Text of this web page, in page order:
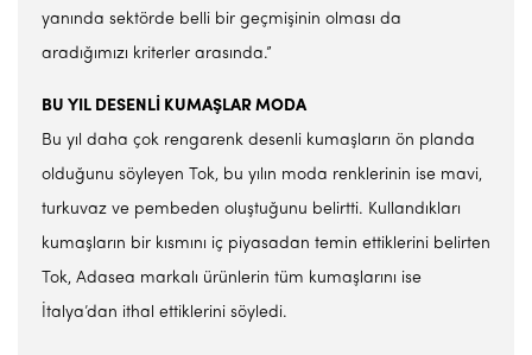
yanında sektörde belli bir geçmişinin olması da
aradığımızı kriterler arasında.”
BU YIL DESENLİ KUMAŞLAR MODA
Bu yıl daha çok rengarenk desenli kumaşların ön planda
olduğunu söyleyen Tok, bu yılın moda renklerinin ise mavi,
turkuvaz ve pembeden oluştuğunu belirtti. Kullandıkları
kumaşların bir kısmını iç piyasadan temin ettiklerini belirten
Tok, Adasea markalı ürünlerin tüm kumaşlarını ise
İtalya’dan ithal ettiklerini söyledi.